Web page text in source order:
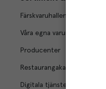
Färskvaruhallen
Våra egna varumärken
Producenter
Restaurangakademien
Digitala tjänster